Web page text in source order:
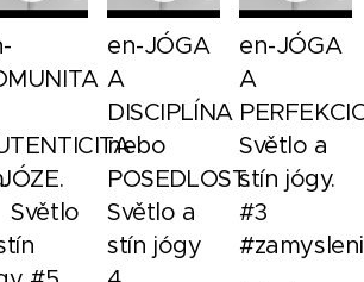
Světlo
en-JÓGA
A
DISCIPLÍNA
nebo
POSEDLOST.
Světlo a
stín jógy
en-JÓGA
A
Světlo a
stín jógy.
#3
#zamysleni